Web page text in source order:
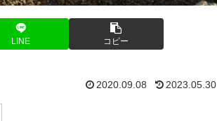
LINE コピー
2020.09.08 2023.05.30